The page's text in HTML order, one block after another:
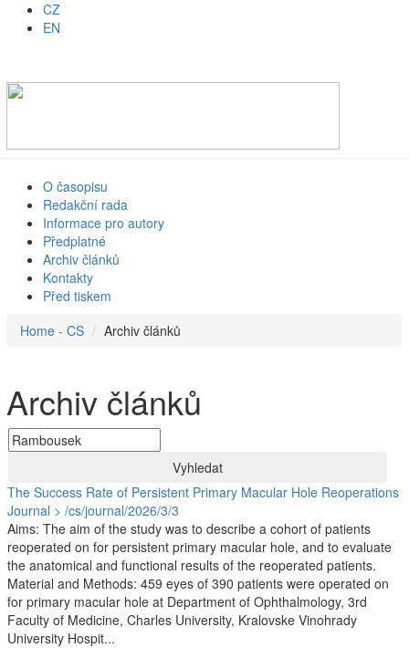
CZ
EN
O časopisu
Redakční rada
Informace pro autory
Předplatné
Archiv článků
Kontakty
Před tiskem
Home - CS
Archiv článků
Archiv článků
Vyhledat
The Success Rate of Persistent Primary Macular Hole Reoperations
Journal > /cs/journal/2026/3/3
Aims: The aim of the study was to describe a cohort of patients
reoperated on for persistent primary macular hole, and to evaluate
the anatomical and functional results of the reoperated patients.
Material and Methods: 459 eyes of 390 patients were operated on
for primary macular hole at Department of Ophthalmology, 3rd
Faculty of Medicine, Charles University, Kralovske Vinohrady
University Hospit...